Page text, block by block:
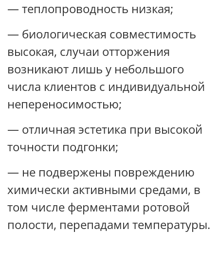
— теплопроводность низкая;
— биологическая совместимость
высокая, случаи отторжения
возникают лишь у небольшого
числа клиентов с индивидуальной
непереносимостью;
— отличная эстетика при высокой
точности подгонки;
— не подвержены повреждению
химически активными средами, в
том числе ферментами ротовой
полости, перепадами температуры.